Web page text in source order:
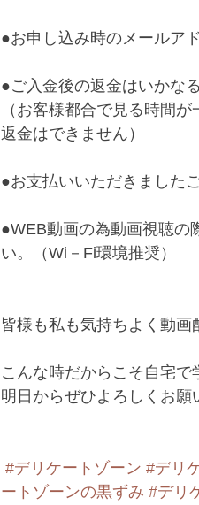
●お申し込み時のメールア
●ご入金後の返金はいかな
（お客様都合で見る時間
返金はできません）﻿
●お支払いいただきました
●WEB動画の為動画視聴の
い。（Wi－Fi環境推奨）﻿
皆様も私も気持ちよく動
こんな時だからこそ自宅
明日からぜひよろしくお
#デリケートゾーン #デリ
ートゾーンの黒ずみ #デリ